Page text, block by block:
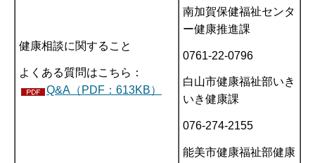
健康相談に関すること
よくある質問はこちら：
Q&A（PDF：613KB）
南加賀保健福祉センタ
ー健康推進課
0761-22-0796
白山市健康福祉部いき
いき健康課
076-274-2155
能美市健康福祉部健康